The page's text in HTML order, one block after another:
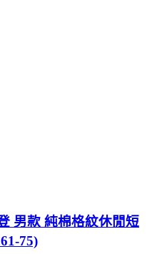
男款 純棉格紋休閒短
75)